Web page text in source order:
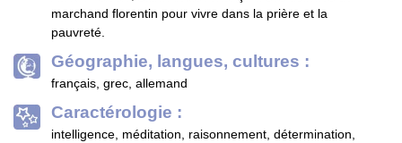
marchand florentin pour vivre dans la prière et la
pauvreté.
Géographie, langues, cultures :
français, grec, allemand
Caractérologie :
intelligence, méditation, raisonnement, détermination,